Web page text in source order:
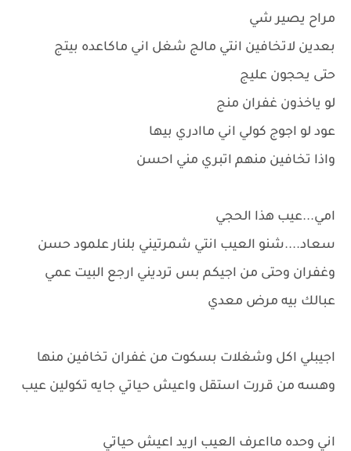
مراح يصير شي
بعدين لاتخافين انتي مالج شغل اني ماكاعده بيتج
حتى يحجون عليج
لو ياخذون غفران منج
عود لو اجوج كولي اني ماادري بيها
واذا تخافين منهم اتبري مني احسن
امي...عيب هذا الحجي
سعاد....شنو العيب انتي شمرتيني بلنار علمود حسن
وغفران وحتى من اجيكم بس ترديني ارجع البيت عمي
عبالك بيه مرض معدي
اجيبلي اكل وشغلات بسكوت من غفران تخافين منها
وهسه من قررت استقل واعيش حياتي جايه تكولين عيب
اني وحده مااعرف العيب اريد اعيش حياتي